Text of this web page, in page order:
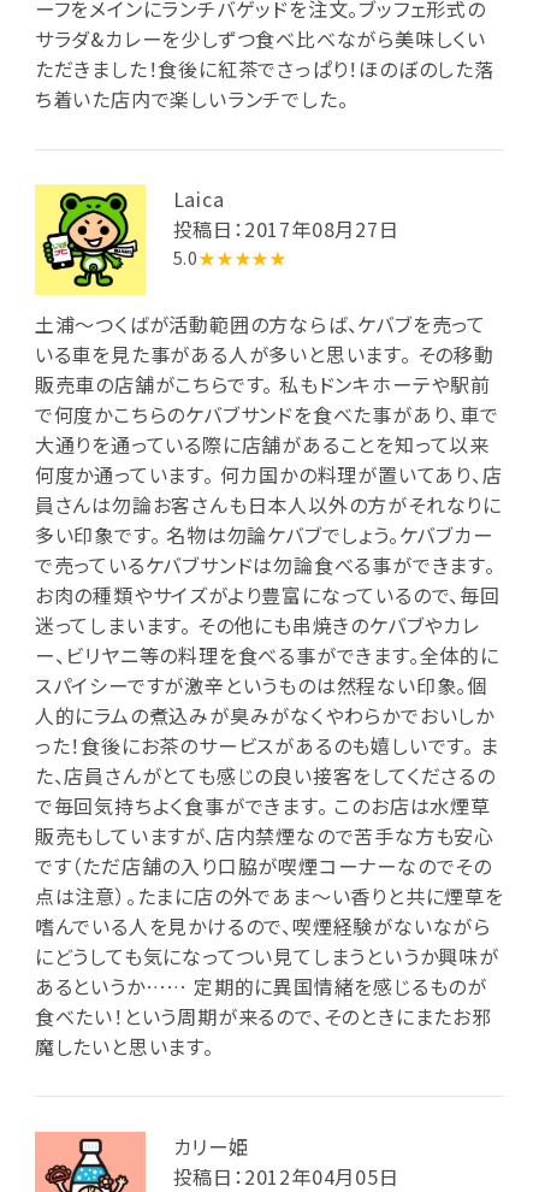
ーフをメインにランチバゲッドを注文。ブッフェ形式の
サラダ&カレーを少しずつ食べ比べながら美味しくい
ただきました！食後に紅茶でさっぱり！ほのぼのした落
ち着いた店内で楽しいランチでした。
Laica
投稿日：2017年08月27日
5.0★★★★★
土浦～つくばが活動範囲の方ならば、ケバブを売って
いる車を見た事がある人が多いと思います。 その移動
販売車の店舗がこちらです。 私もドンキホーテや駅前
で何度かこちらのケバブサンドを食べた事があり、車で
大通りを通っている際に店舗があることを知って以来
何度か通っています。 何カ国かの料理が置いてあり、店
員さんは勿論お客さんも日本人以外の方がそれなりに
多い印象です。 名物は勿論ケバブでしょう。ケバブカー
で売っているケバブサンドは勿論食べる事ができます。
お肉の種類やサイズがより豊富になっているので、毎回
迷ってしまいます。 その他にも串焼きのケバブやカレ
ー、ビリヤニ等の料理を食べる事ができます。全体的に
スパイシーですが激辛というものは然程ない印象。個
人的にラムの煮込みが臭みがなくやわらかでおいしか
った！食後にお茶のサービスがあるのも嬉しいです。 ま
た、店員さんがとても感じの良い接客をしてくださるの
で毎回気持ちよく食事ができます。 このお店は水煙草
販売もしていますが、店内禁煙なので苦手な方も安心
です（ただ店舗の入り口脇が喫煙コーナーなのでその
点は注意）。たまに店の外であま～い香りと共に煙草を
嗜んでいる人を見かけるので、喫煙経験がないながら
にどうしても気になってつい見てしまうというか興味が
あるというか…… 定期的に異国情緒を感じるものが
食べたい！という周期が来るので、そのときにまたお邪
魔したいと思います。
カリー姫
投稿日：2012年04月05日